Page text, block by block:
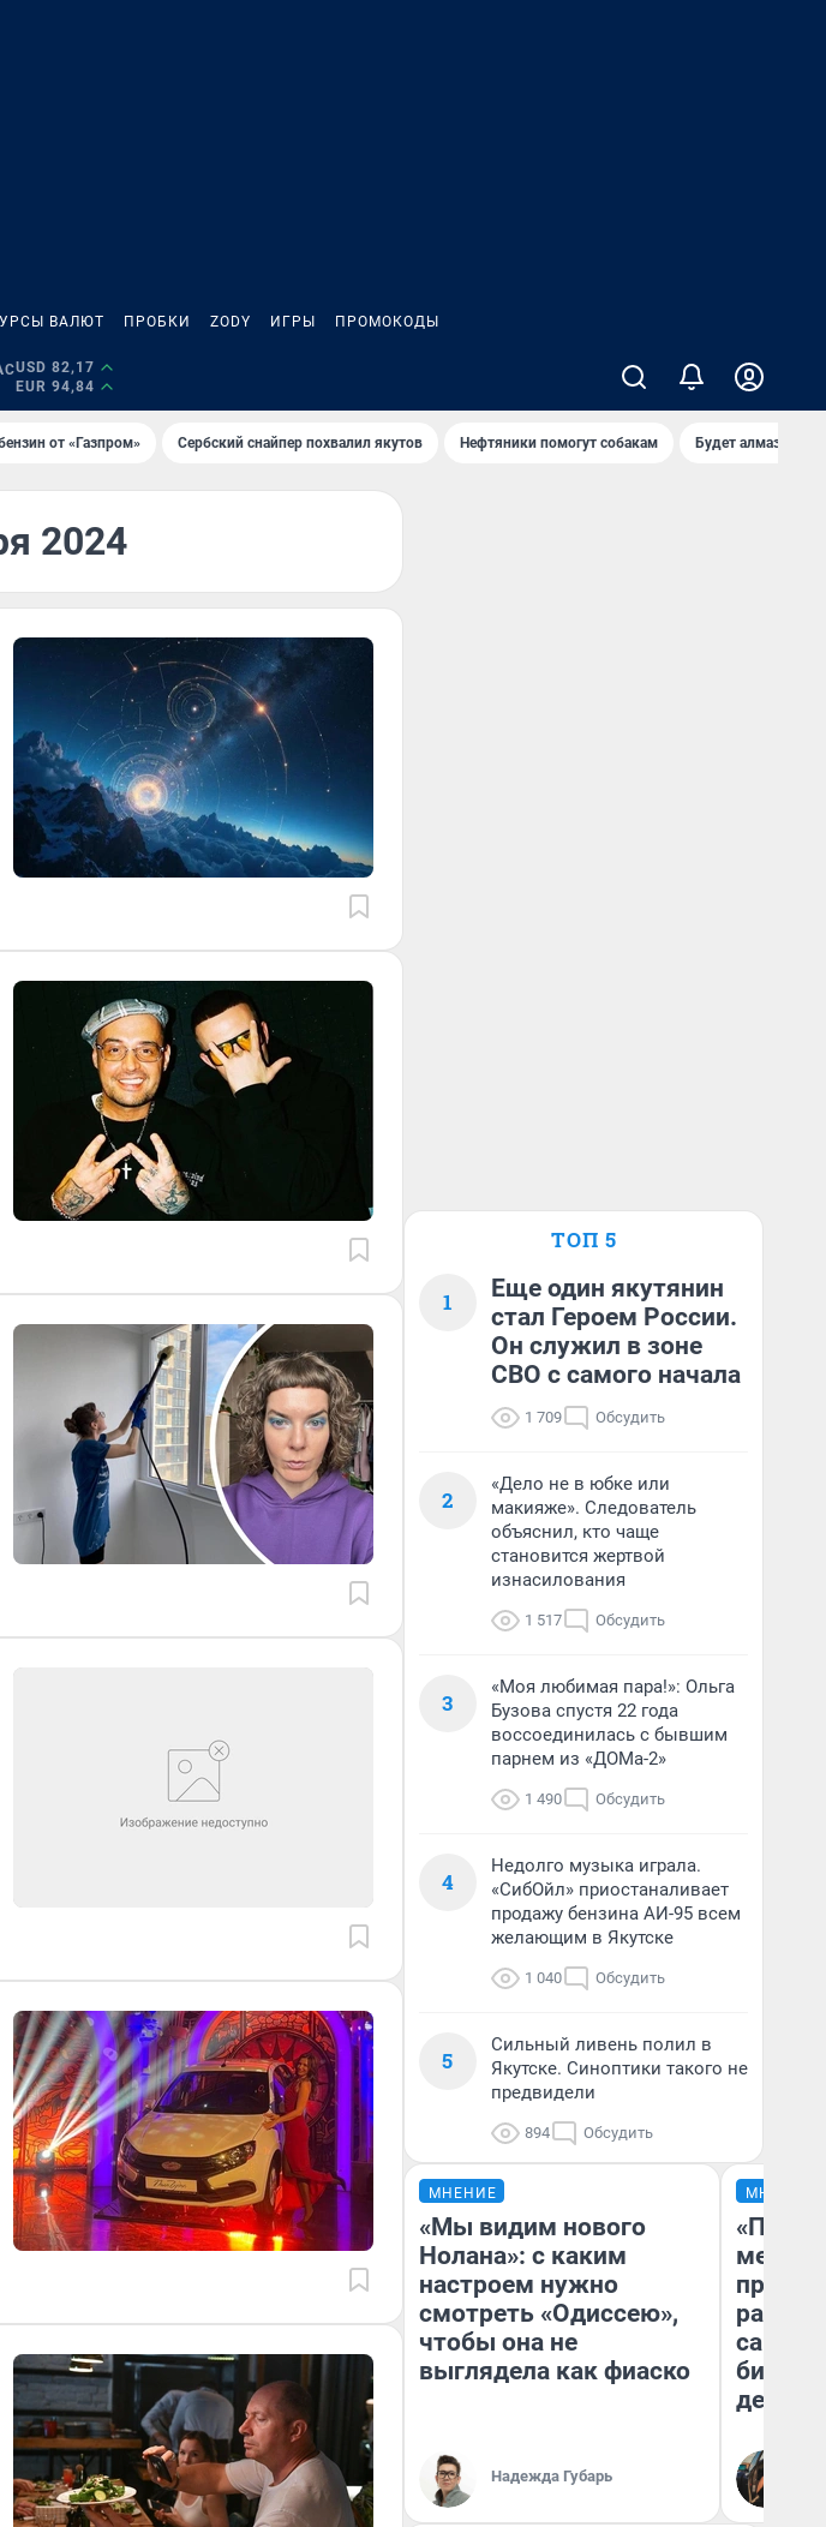
ВАЛЮТ ПРОБКИ ZODY ИГРЫ ПРОМОКОДЫ
USD 82,17
EUR 94,84
от «Газпром» Сербский снайпер похвалил якутов Нефтяники помогут собакам Будет алмазный
2024
ТОП 5
1
Еще один якутянин
стал Героем России.
Он служил в зоне
СВО с самого начала
1 709 Обсудить
2
«Дело не в юбке или
макияже». Следователь
объяснил, кто чаще
становится жертвой
изнасилования
1 517 Обсудить
3
«Моя любимая пара!»: Ольга
Бузова спустя 22 года
воссоединилась с бывшим
парнем из «ДОМа-2»
1 490 Обсудить
4
Недолго музыка играла.
«СибОйл» приостаналивает
продажу бензина АИ-95 всем
желающим в Якутске
1 040 Обсудить
5
Сильный ливень полил в
Якутске. Синоптики такого не
предвидели
894 Обсудить
МНЕНИЕ
«Мы видим нового
Нолана»: с каким
настроем нужно
смотреть «Одиссею»,
чтобы она не
выглядела как фиаско
Надежда Губарь
МНЕНИЕ
самом